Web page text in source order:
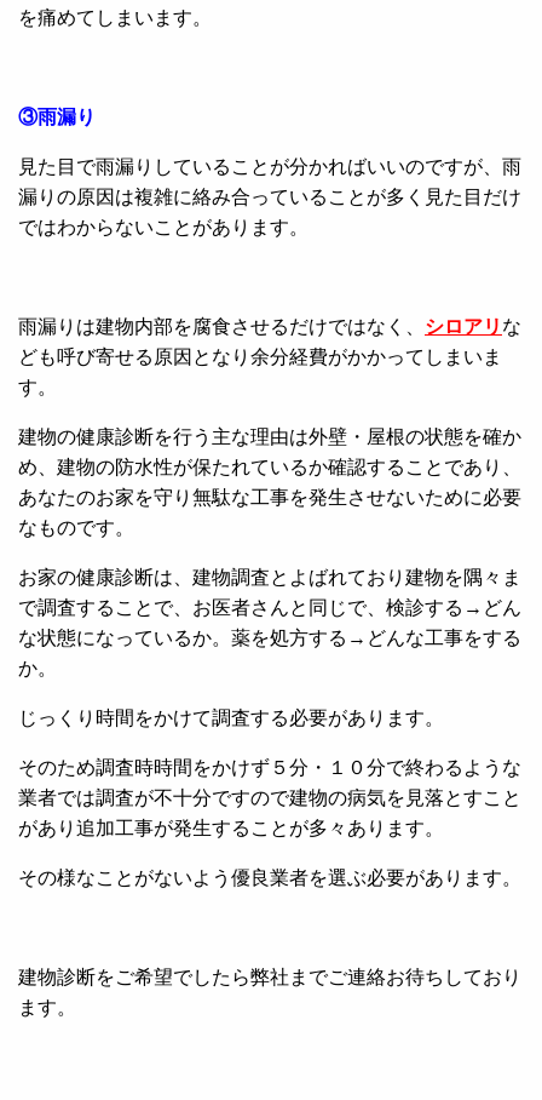
を痛めてしまいます。
③雨漏り
見た目で雨漏りしていることが分かればいいのですが、雨
漏りの原因は複雑に絡み合っていることが多く見た目だけ
ではわからないことがあります。
雨漏りは建物内部を腐食させるだけではなく、 シロアリ な
ども呼び寄せる原因となり余分経費がかかってしまいま
す。
建物の健康診断を行う主な理由は外壁・屋根の状態を確か
め、建物の防水性が保たれているか確認することであり、
あなたのお家を守り無駄な工事を発生させないために必要
なものです。
お家の健康診断は、建物調査とよばれており建物を隅々ま
で調査することで、お医者さんと同じで、検診する→どん
な状態になっているか。薬を処方する→どんな工事をする
か。
じっくり時間をかけて調査する必要があります。
そのため調査時時間をかけず５分・１０分で終わるような
業者では調査が不十分ですので建物の病気を見落とすこと
があり追加工事が発生することが多々あります。
その様なことがないよう優良業者を選ぶ必要があります。
建物診断をご希望でしたら弊社までご連絡お待ちしており
ます。